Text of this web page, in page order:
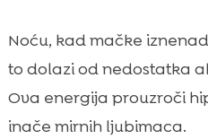
Noću, kad mačke
to dolazi od nedostatka
Ova energija prouzroči
inače mirnih ljubimaca.